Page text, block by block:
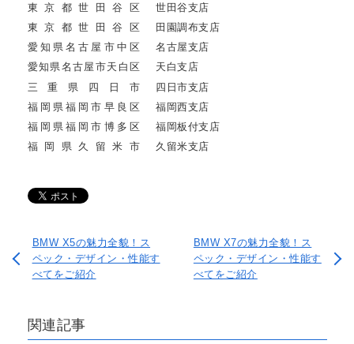
東京都世田谷区
世田谷支店
東京都世田谷区
田園調布支店
愛知県名古屋市中区
名古屋支店
愛知県名古屋市天白区
天白支店
三重県四日市
四日市支店
福岡県福岡市早良区
福岡西支店
福岡県福岡市博多区
福岡板付支店
福岡県久留米市
久留米支店
BMW X5の魅力全貌！ス
ペック・デザイン・性能す
べてをご紹介
BMW X7の魅力全貌！ス
ペック・デザイン・性能す
べてをご紹介
関連記事